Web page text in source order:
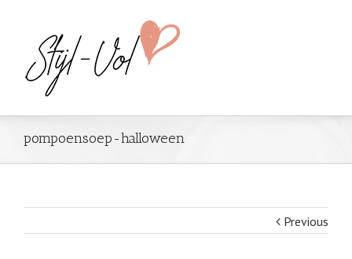
pompoensoep-halloween
Previous